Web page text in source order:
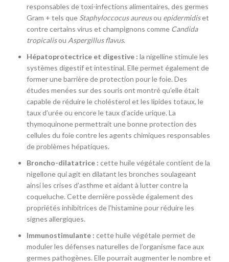
responsables de toxi-infections alimentaires, des germes
Gram + tels que Staphyloccocus aureusou epidermidiset
contre certains virus et champignons comme Candida
tropicalisou Aspergillus flavus.
Hépatoprotectrice et digestive : la nigelline stimule les
systèmes digestif et intestinal. Elle permet également de
former une barrière de protection pour le foie. Des
études menées sur des souris ont montré qu’elle était
capable de réduire le cholésterol et les lipides totaux, le
taux d’urée ou encore le taux d’acide urique. La
thymoquinone permettrait une bonne protection des
cellules du foie contre les agents chimiques responsables
de problèmes hépatiques.
Broncho-dilatatrice : cette huile végétale contient de la
nigellone qui agit en dilatant les bronches soulageant
ainsi les crises d’asthme et aidant à lutter contre la
coqueluche. Cette dernière possède également des
propriétés inhibitrices de l’histamine pour réduire les
signes allergiques.
Immunostimulante : cette huile végétale permet de
moduler les défenses naturelles de l’organisme face aux
germes pathogènes. Elle pourrait augmenter le nombre et